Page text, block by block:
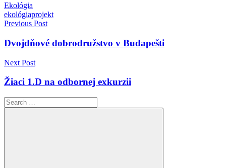
Ekológia
ekológiaprojekt
Navigácia
v
článku
Previous Post
Dvojdňové dobrodružstvo v Budapešti
Next Post
Žiaci 1.D na odbornej exkurzii
Search
for: